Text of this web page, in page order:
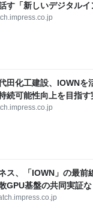
す「新しいデジタル
戦略
田化工建設、IOWNを
続可能性向上を目指す
ス、「IOWN」の最
GPU基盤の共同実証